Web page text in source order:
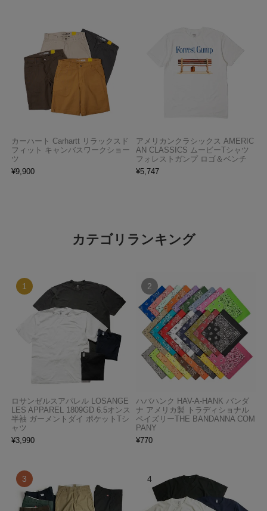
カーハート Carhartt リラックスド
フィット キャンバスワークショー
ツ
¥9,900
アメリカンクラシックス AMERIC
AN CLASSICS ムービーTシャツ
フォレストガンプ ロゴ＆ベンチ
¥5,747
カテゴリランキング
ロサンゼルスアパレル LOSANGE
LES APPAREL 1809GD 6.5オンス
半袖 ガーメントダイ ポケットTシ
ャツ
¥3,990
ハバハンク HAV-A-HANK バンダ
ナ アメリカ製 トラディショナル
ペイズリーTHE BANDANNA COM
PANY
¥770